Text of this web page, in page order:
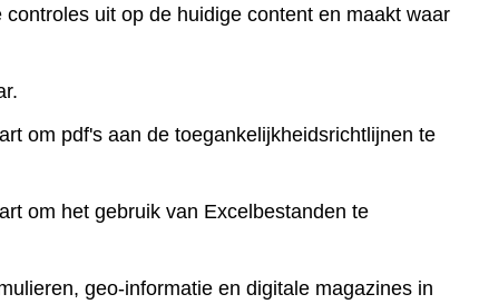
uit op de huidige content en maakt waar
om pdf's aan de toegankelijkheidsrichtlijnen te
om het gebruik van Excelbestanden te
geo-informatie en digitale magazines in